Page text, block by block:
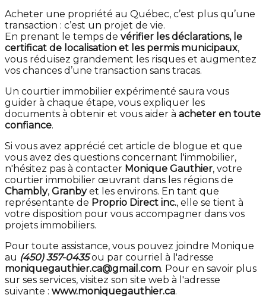
Acheter une propriété au Québec, c’est plus qu’une
transaction : c’est un projet de vie.
En prenant le temps de vérifier les déclarations, le
certificat de localisation et les permis municipaux,
vous réduisez grandement les risques et augmentez
vos chances d’une transaction sans tracas.
Un courtier immobilier expérimenté saura vous
guider à chaque étape, vous expliquer les
documents à obtenir et vous aider à acheter en toute
confiance.
Si vous avez apprécié cet article de blogue et que
vous avez des questions concernant l'immobilier,
n'hésitez pas à contacter Monique Gauthier, votre
courtier immobilier œuvrant dans les régions de
Chambly, Granbyet les environs. En tant que
représentante de Proprio Direct inc., elle se tient à
votre disposition pour vous accompagner dans vos
projets immobiliers.
Pour toute assistance, vous pouvez joindre Monique
au (450) 357-0435ou par courriel à l'adresse
moniquegauthier.ca@gmail.com. Pour en savoir plus
sur ses services, visitez son site web à l'adresse
suivante : www.moniquegauthier.ca.